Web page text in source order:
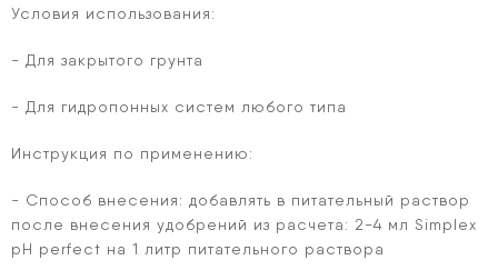
Условия использования:
- Для закрытого грунта
- Для гидропонных систем любого типа
Инструкция по применению:
- Способ внесения: добавлять в питательный раствор
после внесения удобрений из расчета: 2-4 мл Simplex
рН perfect на 1 литр питательного раствора